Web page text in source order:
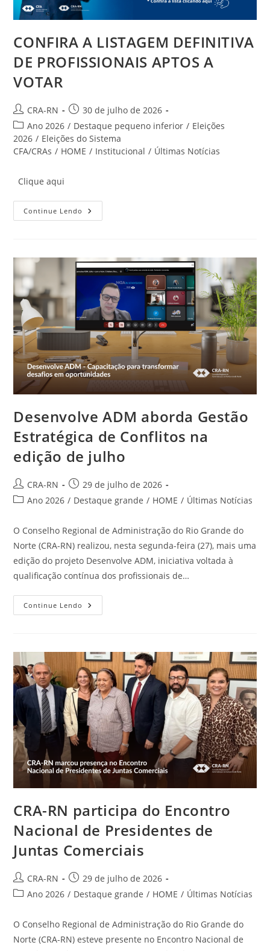
CONFIRA A LISTAGEM DEFINITIVA
DE PROFISSIONAIS APTOS A
VOTAR
Autor
do
post:
CRA-RN
Post
publicado:
30 de julho de 2026
Categoria
do
post:
Ano 2026 / Destaque pequeno inferior / Eleições
2026 / Eleições do Sistema
CFA/CRAs / HOME / Institucional / Últimas Notícias
Clique aqui
Continue Lendo CONFIRA
A
APTOS
A
VOTAR
Desenvolve ADM aborda Gestão
Estratégica de Conflitos na
edição de julho
Autor
do
CRA-RN
Post
publicado:
29 de julho de 2026
Categoria
Ano 2026 / Destaque grande / HOME / Últimas Notícias
O Conselho Regional de Administração do Rio Grande do
Norte (CRA-RN) realizou, nesta segunda-feira (27), mais uma
edição do projeto Desenvolve ADM, iniciativa voltada à
qualificação contínua dos profissionais de…
Continue Lendo Desenvolve
ADM
Conflitos
Na
Edição
De
Julho
CRA-RN participa do Encontro
Nacional de Presidentes de
Juntas Comerciais
Autor
do
CRA-RN
Post
publicado:
29 de julho de 2026
Categoria
post:
Ano 2026 / Destaque grande / HOME / Últimas Notícias
O Conselho Regional de Administração do Rio Grande do
Norte (CRA-RN) esteve presente no Encontro Nacional de